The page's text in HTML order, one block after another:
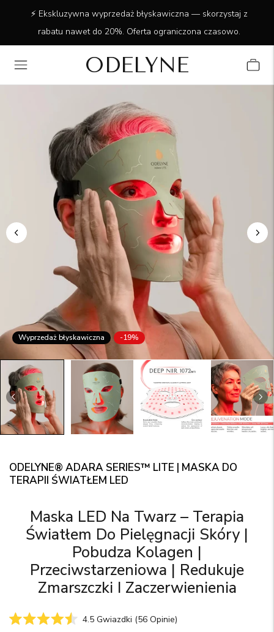
✨ Ponad 15 000 zadowolonych klientów! Dziękujemy za
zaufanie!
ODELYNE
Wyprzedaż błyskawiczna -19%
ODELYNE® ADARA SERIES™ LITE | MASKA DO
TERAPII ŚWIATŁEM LED
Maska LED Na Twarz – Terapia
Światłem Do Pielęgnacji Skóry |
Pobudza Kolagen |
Przeciwstarzeniowa | Redukuje
Zmarszczki I Zaczerwienienia
4.5 Gwiazdki (56 Opinie)